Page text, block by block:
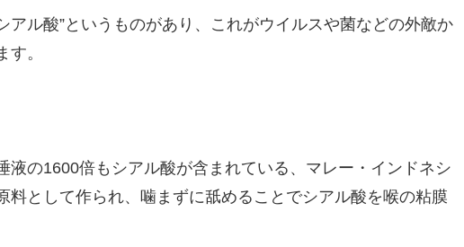
アル酸”というものがあり、これがウイルスや菌などの外敵か
。
液の1600倍もシアル酸が含まれている、マレー・インドネシ
料として作られ、噛まずに舐めることでシアル酸を喉の粘膜